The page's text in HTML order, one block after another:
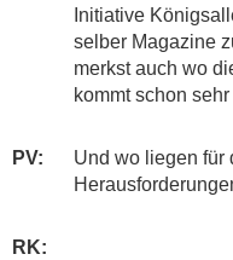
Initiative
selber Magazine
merkst auch wo
kommt schon
PV:
Und wo liegen für
RK: